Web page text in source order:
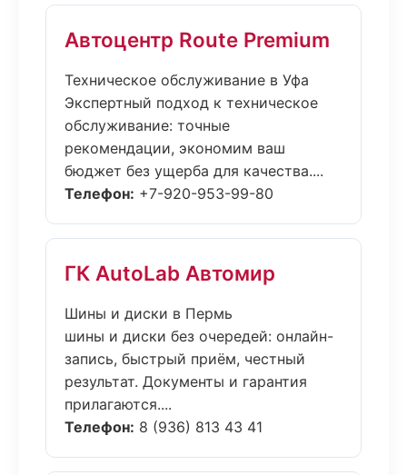
Автоцентр Route Premium
Техническое обслуживание в Уфа
Экспертный подход к техническое
обслуживание: точные
рекомендации, экономим ваш
бюджет без ущерба для качества....
Телефон: +7-920-953-99-80
ГК AutoLab Автомир
Шины и диски в Пермь
шины и диски без очередей: онлайн-
запись, быстрый приём, честный
результат. Документы и гарантия
прилагаются....
Телефон: 8 (936) 813 43 41